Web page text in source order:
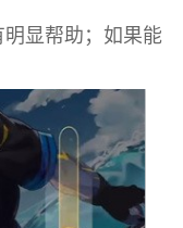
显帮助；如果能